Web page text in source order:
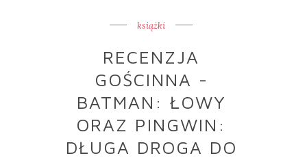
książki
RECENZJA
GOŚCINNA -
BATMAN: ŁOWY
ORAZ PINGWIN:
DŁUGA DROGA DO